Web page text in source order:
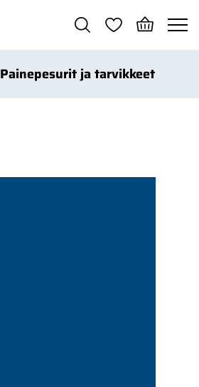
Painepesurit ja tarvikkeet